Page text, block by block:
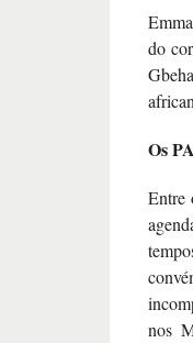
do
Os
Entre
nos